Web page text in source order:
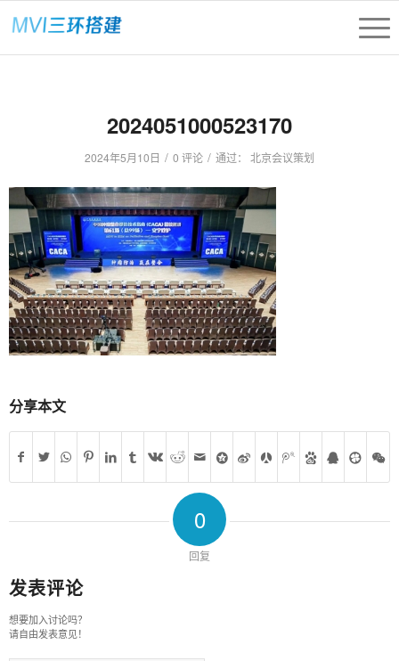
2024051000523170
2024年5月10日 / 0 评论 / 通过： 北京会议策划
分享本文
0
回复
发表评论
想要加入讨论吗？
请自由发表意见！